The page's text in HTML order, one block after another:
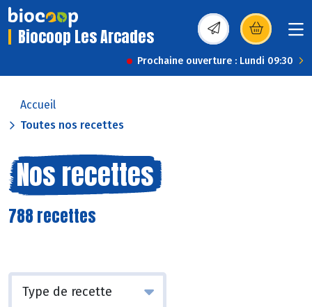
Biocoop Les Arcades (s’ouvre dans une
Prochaine ouverture : Lundi 09:30
Accueil
Toutes nos recettes
Nos recettes
788 recettes